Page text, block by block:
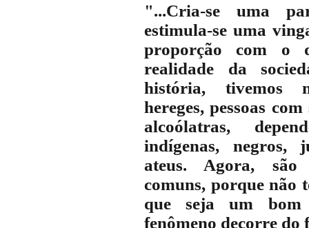
"...Cria-se uma
estimula-se uma
proporção com o
realidade da
história, tivemos
hereges, pessoas
alcoólatras,
indígenas, negros,
ateus. Agora, são
comuns, porque não
que seja um bom
fenômeno decorre do